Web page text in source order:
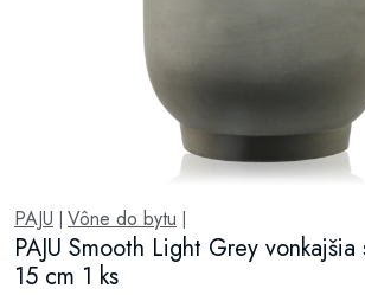
PAJU Vône do bytu
PAJU Smooth Light Grey vonkajšia
15 cm 1 ks